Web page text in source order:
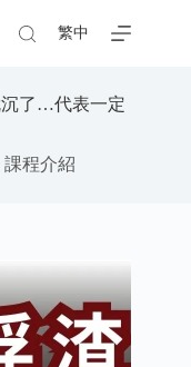
繁中
沉了…代表一定
課程介紹